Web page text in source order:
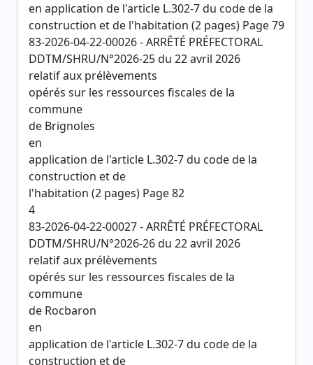
en application de l'article L.302-7 du code de la
construction et de l'habitation (2 pages) Page 79
83-2026-04-22-00026 - ARRÊTÉ PRÉFECTORAL
DDTM/SHRU/N°2026-25 du 22 avril 2026
relatif aux prélèvements
opérés sur les ressources fiscales de la
commune
de Brignoles
en
application de l'article L.302-7 du code de la
construction et de
l'habitation (2 pages) Page 82
4
83-2026-04-22-00027 - ARRÊTÉ PRÉFECTORAL
DDTM/SHRU/N°2026-26 du 22 avril 2026
relatif aux prélèvements
opérés sur les ressources fiscales de la
commune
de Rocbaron
en
application de l'article L.302-7 du code de la
construction et de